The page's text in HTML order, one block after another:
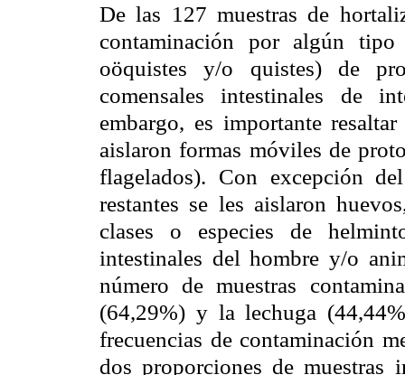
De las 127 muestras de
contaminación por algún tipo
oöquistes y/o quistes) de
comensales intestinales de
embargo, es importante
aislaron formas móviles de
flagelados). Con excepción
restantes se les aislaron
clases o especies de
intestinales del hombre y/o
número de muestras
(64,29%) y la lechuga
frecuencias de contaminación
dos proporciones de muestras